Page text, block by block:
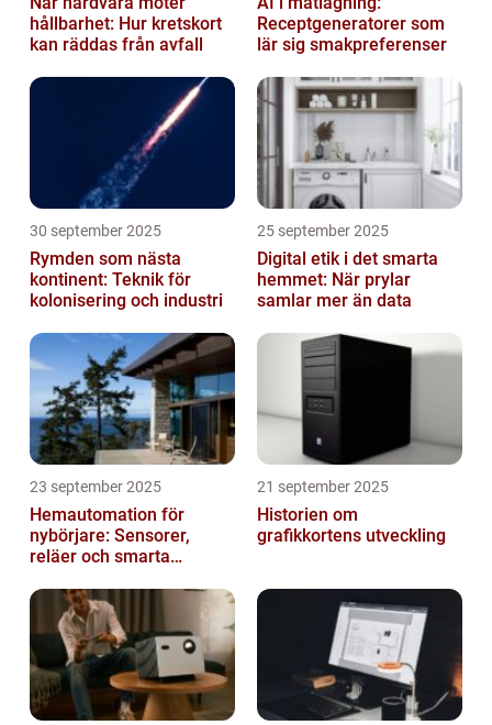
hållbarhet: Hur kretskort
kan räddas från avfall
Receptgeneratorer som
lär sig smakpreferenser
30 september 2025
Rymden som nästa
kontinent: Teknik för
kolonisering och industri
25 september 2025
Digital etik i det smarta
hemmet: När prylar
samlar mer än data
23 september 2025
Hemautomation för
nybörjare: Sensorer,
reläer och smarta
21 september 2025
Historien om
grafikkortens utveckling